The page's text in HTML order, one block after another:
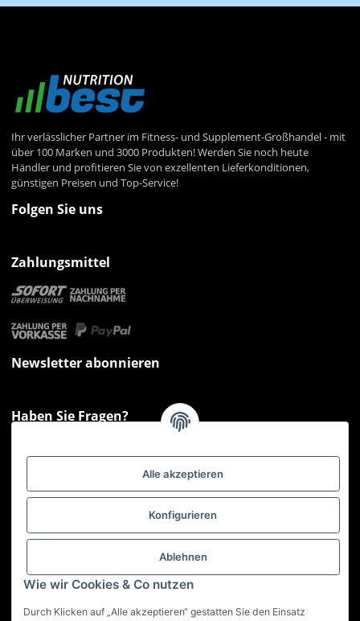
Alle akzeptieren
Konfigurieren
Ablehnen
Wie wir Cookies & Co nutzen
Durch Klicken auf „Alle akzeptieren“ gestatten Sie den Einsatz
Ihr verlässlicher Partner im Fitness- und Supplement-Großhandel - mit
über 100 Marken und 3000 Produkten! Werden Sie noch heute
Händler und profitieren Sie von exzellenten Lieferkonditionen,
günstigen Preisen und Top-Service!
Folgen Sie uns
Zahlungsmittel
Newsletter abonnieren
Haben Sie Fragen?
Montag - Freitag: 09:00 - 17:00 Uhr
Gesetzliche Informationen
Service